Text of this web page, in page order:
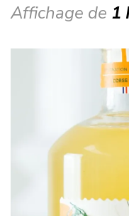
Affichage de 1